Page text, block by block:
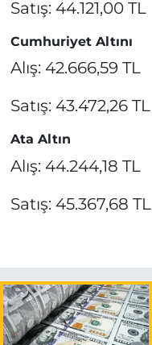
Satış: 44.121,00 TL
Cumhuriyet Altını
Alış: 42.666,59 TL
Satış: 43.472,26 TL
Ata Altın
Alış: 44.244,18 TL
Satış: 45.367,68 TL